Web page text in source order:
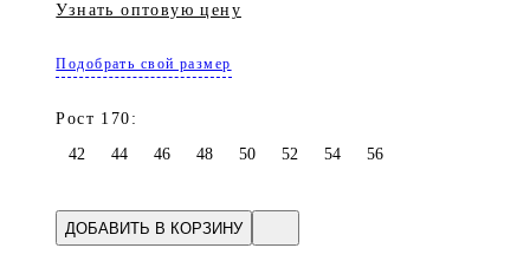
Узнать оптовую цену
Подобрать свой размер
Рост 170:
42
44 46 48 50 52 54 56
ДОБАВИТЬ В КОРЗИНУ